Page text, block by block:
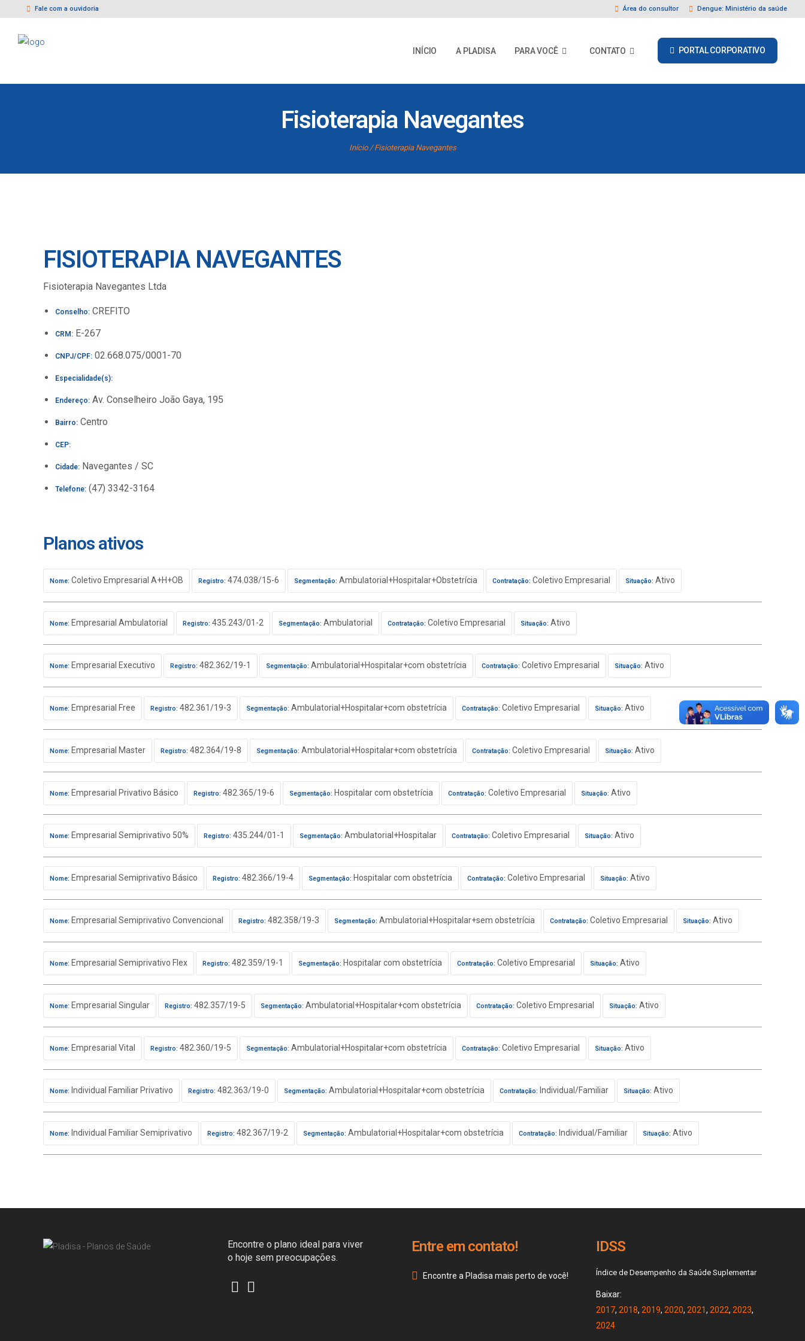
Fale com a ouvidoria Área do consultor Dengue: Ministério da saúde
INÍCIO A PLADISA PARA VOCÊ CONTATO PORTAL CORPORATIVO
Fisioterapia Navegantes
Início Fisioterapia Navegantes
FISIOTERAPIA NAVEGANTES
Fisioterapia Navegantes Ltda
Conselho: CREFITO
CRM: E-267
CNPJ/CPF: 02.668.075/0001-70
Especialidade(s):
Endereço: Av. Conselheiro João Gaya, 195
Bairro: Centro
CEP:
Cidade: Navegantes / SC
Telefone: (47) 3342-3164
Planos ativos
Nome: Coletivo Empresarial A+H+OB Registro: 474.038/15-6 Segmentação: Ambulatorial+Hospitalar+Obstetrícia Contratação: Coletivo Empresarial Situação: Ativo
Nome: Empresarial Ambulatorial Registro: 435.243/01-2 Segmentação: Ambulatorial Contratação: Coletivo Empresarial Situação: Ativo
Nome: Empresarial Executivo Registro: 482.362/19-1 Segmentação: Ambulatorial+Hospitalar+com obstetrícia Contratação: Coletivo Empresarial Situação: Ativo
Nome: Empresarial Free Registro: 482.361/19-3 Segmentação: Ambulatorial+Hospitalar+com obstetrícia Contratação: Coletivo Empresarial Situação: Ativo
Nome: Empresarial Master Registro: 482.364/19-8 Segmentação: Ambulatorial+Hospitalar+com obstetrícia Contratação: Coletivo Empresarial Situação: Ativo
Nome: Empresarial Privativo Básico Registro: 482.365/19-6 Segmentação: Hospitalar com obstetrícia Contratação: Coletivo Empresarial Situação: Ativo
Nome: Empresarial Semiprivativo 50% Registro: 435.244/01-1 Segmentação: Ambulatorial+Hospitalar Contratação: Coletivo Empresarial Situação: Ativo
Nome: Empresarial Semiprivativo Básico Registro: 482.366/19-4 Segmentação: Hospitalar com obstetrícia Contratação: Coletivo Empresarial Situação: Ativo
Nome: Empresarial Semiprivativo Convencional Registro: 482.358/19-3 Segmentação: Ambulatorial+Hospitalar+sem obstetrícia Contratação: Coletivo Empresarial Situação: Ativo
Nome: Empresarial Semiprivativo Flex Registro: 482.359/19-1 Segmentação: Hospitalar com obstetrícia Contratação: Coletivo Empresarial Situação: Ativo
Nome: Empresarial Singular Registro: 482.357/19-5 Segmentação: Ambulatorial+Hospitalar+com obstetrícia Contratação: Coletivo Empresarial Situação: Ativo
Nome: Empresarial Vital Registro: 482.360/19-5 Segmentação: Ambulatorial+Hospitalar+com obstetrícia Contratação: Coletivo Empresarial Situação: Ativo
Nome: Individual Familiar Privativo Registro: 482.363/19-0 Segmentação: Ambulatorial+Hospitalar+com obstetrícia Contratação: Individual/Familiar Situação: Ativo
Nome: Individual Familiar Semiprivativo Registro: 482.367/19-2 Segmentação: Ambulatorial+Hospitalar+com obstetrícia Contratação: Individual/Familiar Situação: Ativo
Encontre o plano ideal para viver
o hoje sem preocupações.
Entre em contato!
Encontre a Pladisa mais perto de você!
IDSS
Índice de Desempenho da Saúde Suplementar
Baixar:
2017, 2018, 2019, 2020, 2021, 2022, 2023,
2024